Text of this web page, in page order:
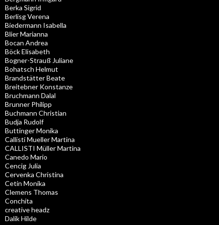
Berka Sigrid
Berlisg Verena
Biedermann Isabella
Blier Marianna
Bocan Andrea
Böck Elisabeth
Bogner-Strauß Juliane
Bohatsch Helmut
Brandstätter Beate
Breitebner Konstanze
Bruchmann Dalal
Brunner Philipp
Buchmann Christian
Budja Rudolf
Buttinger Monika
Callisti Mueller Martina
CALLISTI Müller Martina
Canedo Mario
Cencig Julia
Cervenka Christina
Cetin Monika
Clemens Thomas
Conchita
creative headz
Dalik Hilde